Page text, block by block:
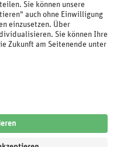
MARKEN
Datenschutz
und Meldung